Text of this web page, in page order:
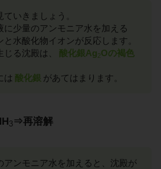
ていきましょう。
に少量のアンモニア水を加える
と水酸化物イオンが反応します。
じる沈殿は、
酸化銀Ag2Oの褐色
は 酸化銀 があてはまります。
3⇒再溶解
アンモニア水を加えると、沈殿が